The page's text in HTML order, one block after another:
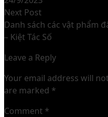
Next Post
Danh sách các vật phẩm
– Kiệt Tác Số
Leave a Reply
Your email address will
are marked *
Comment *